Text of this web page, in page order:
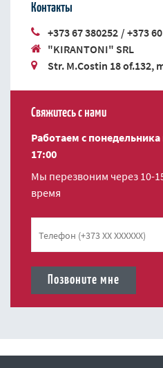
Контакты
+373 67 380252 / +373
"KIRANTONI" SRL
Str. M.Costin 18 of.132,
Свяжитесь с нами
Работаем с
17:00
Мы перезвоним через 10-
время